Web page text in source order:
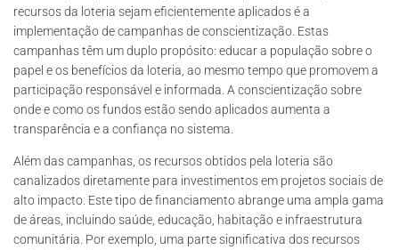
recursos da loteria sejam eficientemente aplicados é a
implementação de campanhas de conscientização. Estas
campanhas têm um duplo propósito: educar a população sobre o
papel e os benefícios da loteria, ao mesmo tempo que promovem a
participação responsável e informada. A conscientização sobre
onde e como os fundos estão sendo aplicados aumenta a
transparência e a confiança no sistema.
Além das campanhas, os recursos obtidos pela loteria são
canalizados diretamente para investimentos em projetos sociais de
alto impacto. Este tipo de financiamento abrange uma ampla gama
de áreas, incluindo saúde, educação, habitação e infraestrutura
comunitária. Por exemplo, uma parte significativa dos recursos